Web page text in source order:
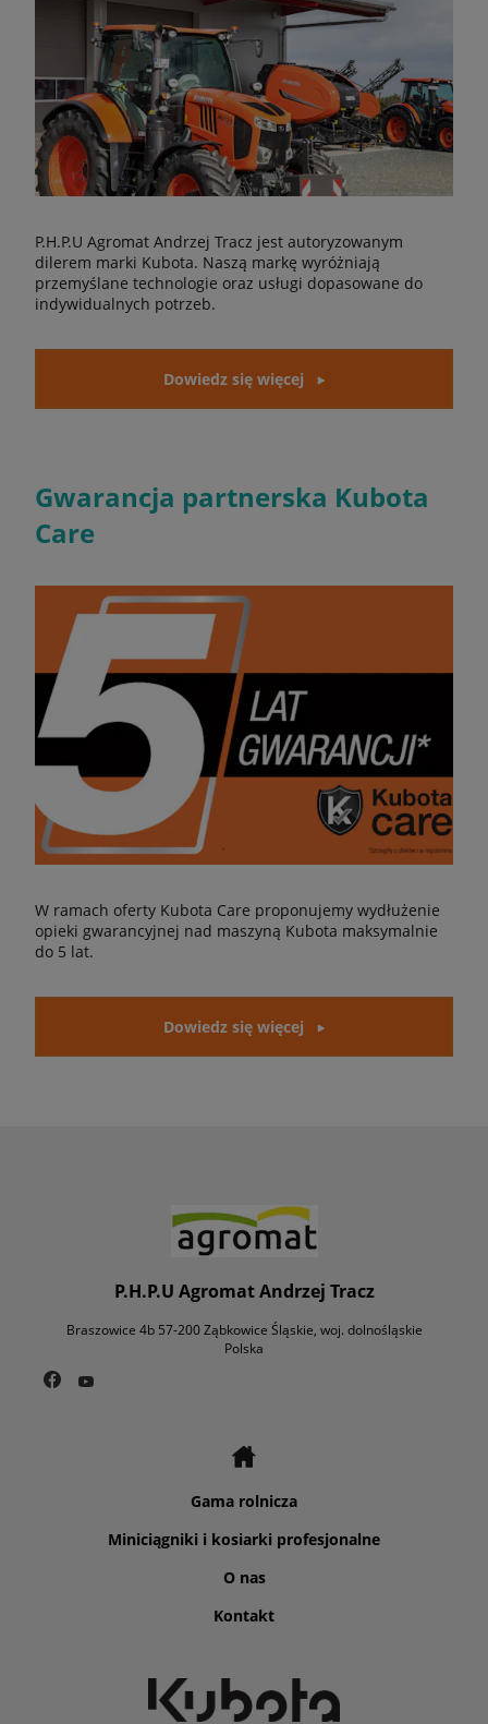
P.H.P.U Agromat Andrzej Tracz jest autoryzowanym
dilerem marki Kubota. Naszą markę wyróżniają
przemyślane technologie oraz usługi dopasowane do
indywidualnych potrzeb.
Dowiedz się więcej
Gwarancja partnerska Kubota
Care
W ramach oferty Kubota Care proponujemy wydłużenie
opieki gwarancyjnej nad maszyną Kubota maksymalnie
do 5 lat.
Dowiedz się więcej
P.H.P.U Agromat Andrzej Tracz
Braszowice 4b 57-200 Ząbkowice Śląskie, woj. dolnośląskie
Polska
Gama rolnicza
Miniciągniki i kosiarki profesjonalne
O nas
Kontakt